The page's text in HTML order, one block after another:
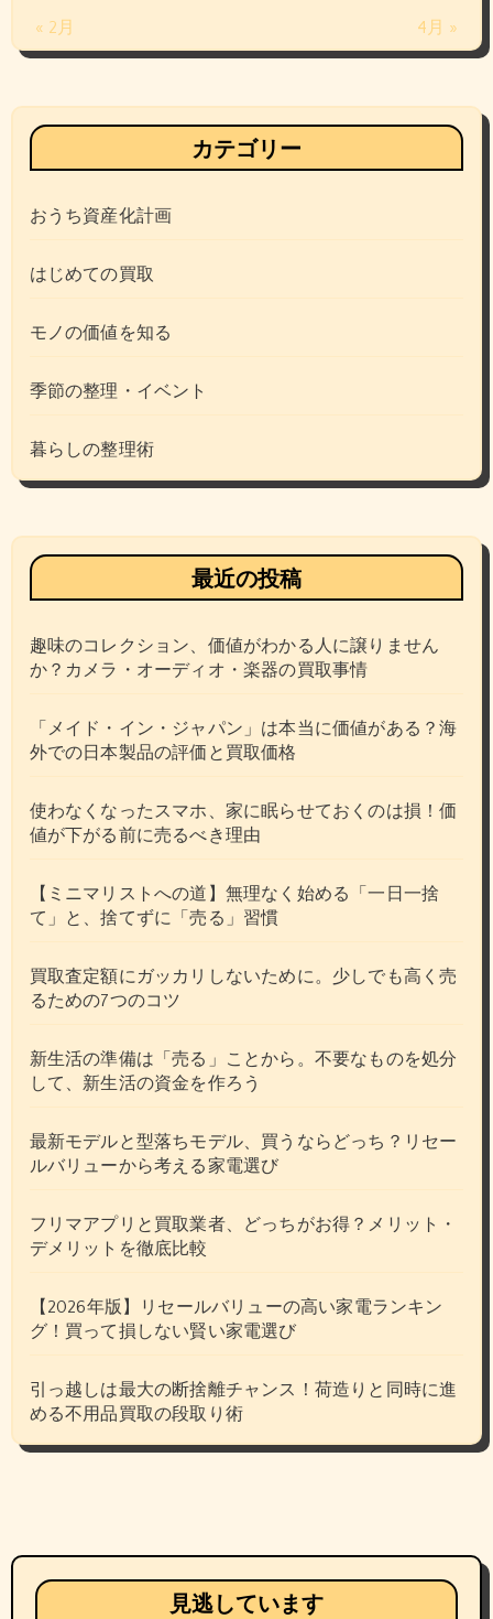
« 2月 4月 »
カテゴリー
おうち資産化計画
はじめての買取
モノの価値を知る
季節の整理・イベント
暮らしの整理術
最近の投稿
趣味のコレクション、価値がわかる人に譲りません
か？カメラ・オーディオ・楽器の買取事情
「メイド・イン・ジャパン」は本当に価値がある？海
外での日本製品の評価と買取価格
使わなくなったスマホ、家に眠らせておくのは損！価
値が下がる前に売るべき理由
【ミニマリストへの道】無理なく始める「一日一捨
て」と、捨てずに「売る」習慣
買取査定額にガッカリしないために。少しでも高く売
るための7つのコツ
新生活の準備は「売る」ことから。不要なものを処分
して、新生活の資金を作ろう
最新モデルと型落ちモデル、買うならどっち？リセー
ルバリューから考える家電選び
フリマアプリと買取業者、どっちがお得？メリット・
デメリットを徹底比較
【2026年版】リセールバリューの高い家電ランキン
グ！買って損しない賢い家電選び
引っ越しは最大の断捨離チャンス！荷造りと同時に進
める不用品買取の段取り術
見逃しています